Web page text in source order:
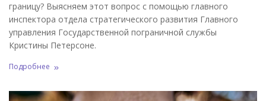
границу? Выясняем этот вопрос с помощью главного
инспектора отдела стратегического развития Главного
управления Государственной пограничной службы
Кристины Петерсоне.
Подробнее